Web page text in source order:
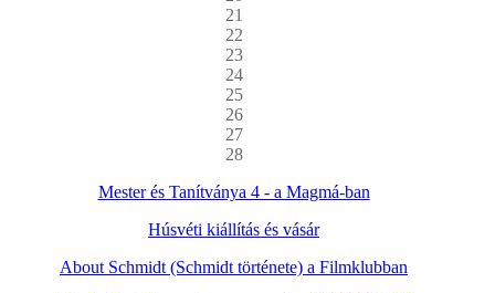
21
22
23
24
25
26
27
28
Mester és Tanítványa 4 - a Magmá-ban
Húsvéti kiállítás és vásár
About Schmidt (Schmidt története) a Filmklubban